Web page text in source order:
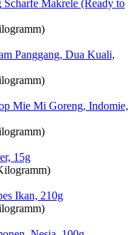
Scharfe Makrele (Ready to
Panggang, Dua Kuali,
Mie Mi Goreng, Indomie,
15g
Ikan, 210g